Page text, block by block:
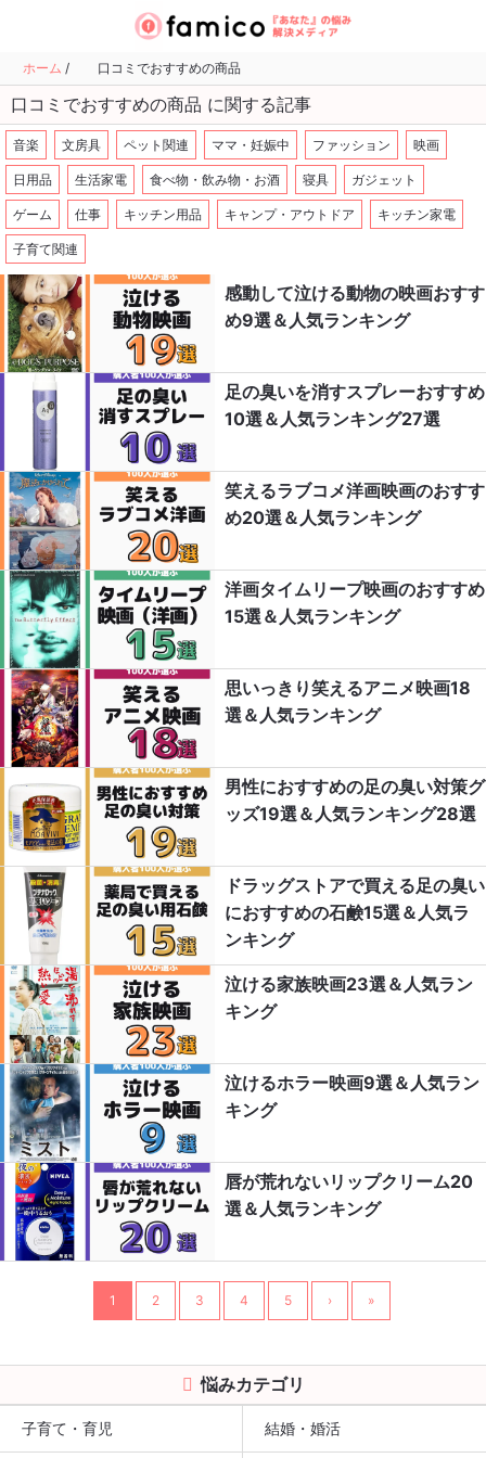
ホーム / 口コミでおすすめの商品
口コミでおすすめの商品 に関する記事
音楽 文房具 ペット関連 ママ・妊娠中 ファッション 映画
日用品 生活家電 食べ物・飲み物・お酒 寝具 ガジェット
ゲーム 仕事 キッチン用品 キャンプ・アウトドア キッチン家電
子育て関連
感動して泣ける動物の映画おすす
め9選＆人気ランキング
足の臭いを消すスプレーおすすめ
10選＆人気ランキング27選
笑えるラブコメ洋画映画のおすす
め20選＆人気ランキング
洋画タイムリープ映画のおすすめ
15選＆人気ランキング
思いっきり笑えるアニメ映画18
選＆人気ランキング
男性におすすめの足の臭い対策グ
ッズ19選＆人気ランキング28選
ドラッグストアで買える足の臭い
におすすめの石鹸15選＆人気ラ
ンキング
泣ける家族映画23選＆人気ラン
キング
泣けるホラー映画9選＆人気ラン
キング
唇が荒れないリップクリーム20
選＆人気ランキング
1 2 3 4 5 › »
悩みカテゴリ
子育て・育児 結婚・婚活